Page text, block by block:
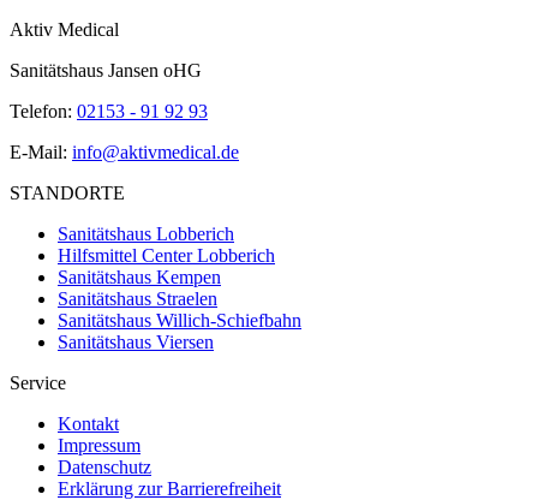
Aktiv Medical
Sanitätshaus Jansen oHG
Telefon: 02153 - 91 92 93
E-Mail: info@aktivmedical.de
STANDORTE
Sanitätshaus Lobberich
Hilfsmittel Center Lobberich
Sanitätshaus Kempen
Sanitätshaus Straelen
Sanitätshaus Willich-Schiefbahn
Sanitätshaus Viersen
Service
Kontakt
Impressum
Datenschutz
Erklärung zur Barrierefreiheit